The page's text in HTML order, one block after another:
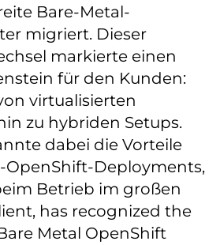
Bare-Metal-
migriert. Dieser
markierte einen
für den Kunden:
virtualisierten
zu hybriden Setups.
dabei die Vorteile
OpenShift-Deployments,
Betrieb im großen
has recognized the
Metal OpenShift